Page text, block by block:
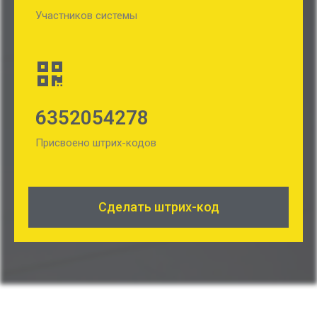
Участников системы
6352054278
Присвоено штрих-кодов
Сделать штрих-код